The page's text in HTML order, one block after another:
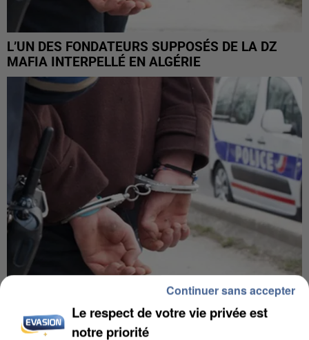
L’UN DES FONDATEURS SUPPOSÉS DE LA DZ
MAFIA INTERPELLÉ EN ALGÉRIE
UN SECOND CADRE DE LA DZ MAFIA
INTERPELLÉ EN ALGÉRIE
Le respect de votre vie privée est
notre priorité
Continuer sans accepter